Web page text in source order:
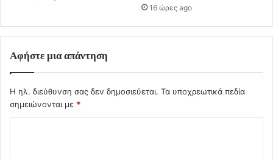
16 ώρες ago
Αφήστε μια απάντηση
Η ηλ. διεύθυνση σας δεν δημοσιεύεται. Τα υποχρεωτικά πεδία
σημειώνονται με *